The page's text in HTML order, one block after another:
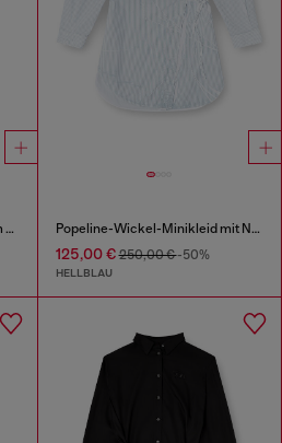
Midikleid aus fließendem Denim mit Schmutzeffekt Popeline-Wickel-Minikleid mit Nadelstreifen
125,00 €250,00 €-50%
HELLBLAU